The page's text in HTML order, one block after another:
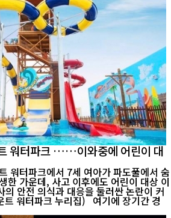
워터파크 ……이와중에 어린이 대
워터파크에서 7세 여아가 파도풀에서 숨
한 가운데, 사고 이후에도 어린이 대상 이
의 안전 의식과 대응을 둘러싼 논란이 커